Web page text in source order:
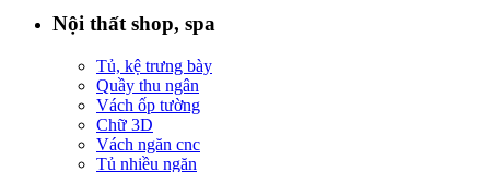
Nội thất shop, spa
Tủ, kệ trưng bày
Quầy thu ngân
Vách ốp tường
Chữ 3D
Vách ngăn cnc
Tủ nhiều ngăn